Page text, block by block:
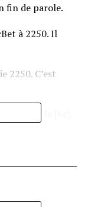
fin de parole.
à 2250. Il
2250. C’est
sur le [6c],